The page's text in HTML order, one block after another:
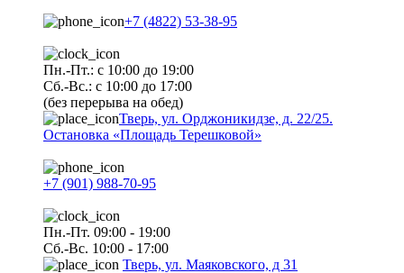
+7 (4822) 53-38-95
Пн.-Пт.: с 10:00 до 19:00
Сб.-Вс.: с 10:00 до 17:00
(без перерыва на обед)
Тверь, ул. Орджоникидзе, д. 22/25.
Остановка «Площадь Терешковой»
+7 (901) 988-70-95
Пн.-Пт. 09:00 - 19:00
Сб.-Вс. 10:00 - 17:00
Тверь, ул. Маяковского, д 31